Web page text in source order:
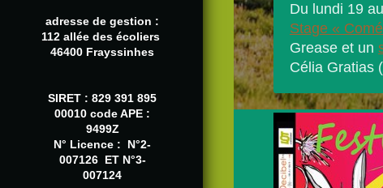
adresse de gestion :
112 allée des écoliers
46400 Frayssinhes
SIRET : 829 391 895
00010 code APE :
9499Z
N° Licence : N°2-
007126 ET N°3-
007124
Du lundi 19
Stage «
Grease et un
Célia Gratias